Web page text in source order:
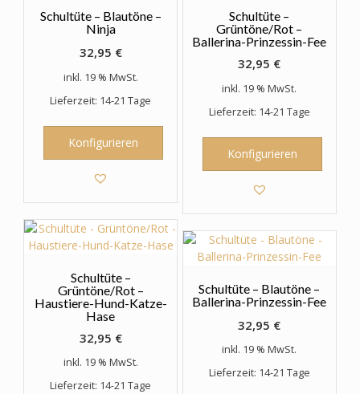
Schultüte – Blautöne –
Ninja
32,95 €
inkl. 19 % MwSt.
Lieferzeit: 14-21 Tage
Konfigurieren
Schultüte –
Grüntöne/Rot –
Ballerina-Prinzessin-Fee
32,95 €
inkl. 19 % MwSt.
Lieferzeit: 14-21 Tage
Konfigurieren
Schultüte –
Grüntöne/Rot –
Haustiere-Hund-Katze-
Hase
32,95 €
inkl. 19 % MwSt.
Lieferzeit: 14-21 Tage
Schultüte – Blautöne –
Ballerina-Prinzessin-Fee
32,95 €
inkl. 19 % MwSt.
Lieferzeit: 14-21 Tage